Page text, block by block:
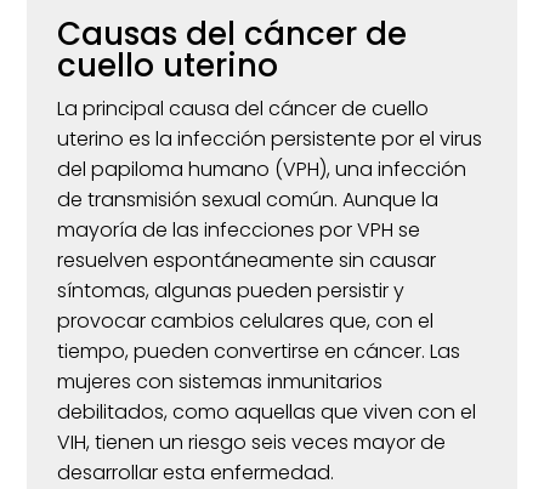
Causas del cáncer de
cuello uterino
La principal causa del cáncer de cuello
uterino es la infección persistente por el virus
del papiloma humano (VPH), una infección
de transmisión sexual común. Aunque la
mayoría de las infecciones por VPH se
resuelven espontáneamente sin causar
síntomas, algunas pueden persistir y
provocar cambios celulares que, con el
tiempo, pueden convertirse en cáncer. Las
mujeres con sistemas inmunitarios
debilitados, como aquellas que viven con el
VIH, tienen un riesgo seis veces mayor de
desarrollar esta enfermedad.